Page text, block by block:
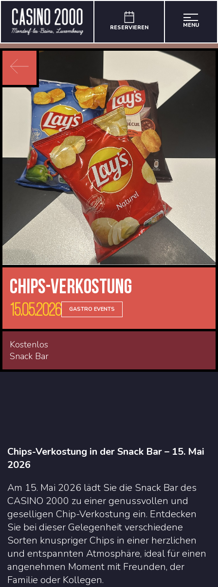
RESERVIEREN MENU
Chips-Verkostung
15.05.2026 GASTRO EVENTS
Kostenlos
Snack Bar
Chips-Verkostung in der Snack Bar – 15. Mai
2026
Am 15. Mai 2026 lädt Sie die Snack Bar des
CASINO 2000 zu einer genussvollen und
geselligen Chip-Verkostung ein. Entdecken
Sie bei dieser Gelegenheit verschiedene
Sorten knuspriger Chips in einer herzlichen
und entspannten Atmosphäre, ideal für einen
angenehmen Moment mit Freunden, der
Familie oder Kollegen.